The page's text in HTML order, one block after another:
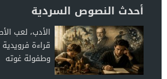
أحدث النصوص السردية
الأدب، لعب
قراءة
وطفولة غوته